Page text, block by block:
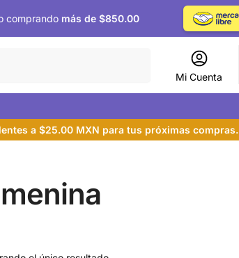
comprando más de $850.00
Mi Cuenta
a $25.00 MXN para tus próximas compras.